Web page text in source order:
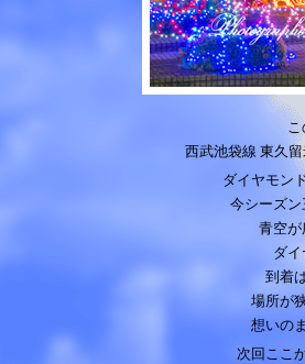
西武池袋線 東久
ダイヤモン
今シーズ
青空が
ダ
到着
場所が
想いの
次回ここ